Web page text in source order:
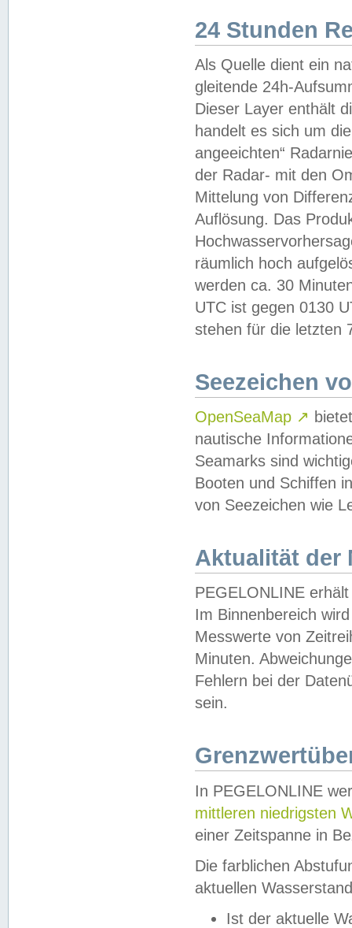
24 Stunden
Als Quelle dient ein
gleitende 24h-
Dieser Layer enthält
handelt es sich um
angeeichten“
der Radar- mit den
Mittelung von
Auflösung. Das
räumlich hoch
werden ca. 30
UTC ist gegen 0130
stehen für die letzten
Seezeichen
OpenSeaMap ↗
nautische
Seamarks sind
Booten und Schiffen
von Seezeichen wie
Aktualität der
PEGELONLINE
Im Binnenbereich
Messwerte von
Minuten.
Fehlern bei der
sein.
In PEGELONLINE
mittleren niedrigsten
einer Zeitspanne in
Die farblichen
aktuellen
Ist der aktuelle